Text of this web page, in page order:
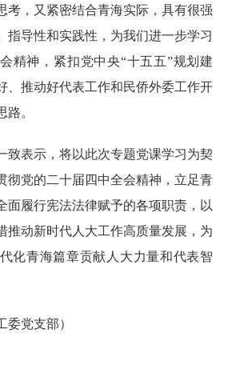
考，又紧密结合青海实际，具有很强
指导性和实践性，为我们进一步学习
精神，紧扣党中央“十五五”规划建
、推动好代表工作和民侨外委工作开
路。
致表示，将以此次专题党课学习为契
彻党的二十届四中全会精神，立足青
面履行宪法法律赋予的各项职责，以
推动新时代人大工作高质量发展，为
化青海篇章贡献人大力量和代表智
委党支部）